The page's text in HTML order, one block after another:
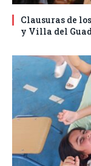
Clausuras de
y Villa del